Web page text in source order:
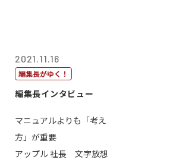
2021.11.16
編集長がゆく！
編集長インタビュー
マニュアルよりも「考え
方」が重要
アップル 社長 文字放想